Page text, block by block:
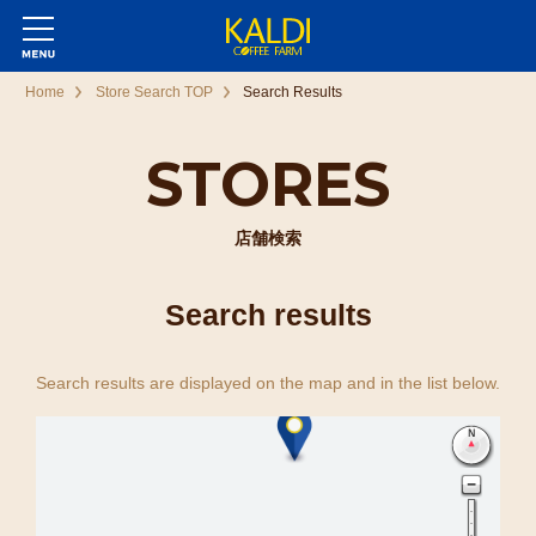
STORES
店舗検索
Home Store Search TOP Search Results
Search results
Search results are displayed on the map and in the list below.